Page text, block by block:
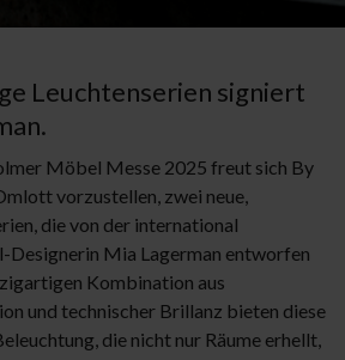
Leuchtenserien signiert
Möbel Messe 2025 freut sich By
vorzustellen, zwei neue,
die von der international
Mia Lagerman entworfen
Kombination aus
und technischer Brillanz bieten diese
die nicht nur Räume erhellt,